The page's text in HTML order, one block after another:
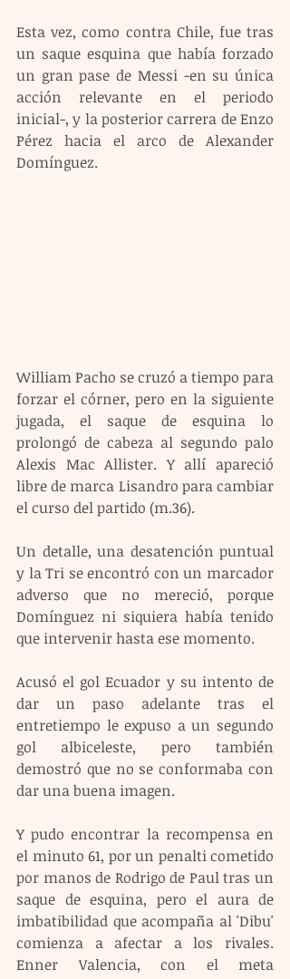
Esta vez, como contra Chile, fue tras
un saque esquina que había forzado
un gran pase de Messi -en su única
acción relevante en el periodo
inicial-, y la posterior carrera de Enzo
Pérez hacia el arco de Alexander
Domínguez.
William Pacho se cruzó a tiempo para
forzar el córner, pero en la siguiente
jugada, el saque de esquina lo
prolongó de cabeza al segundo palo
Alexis Mac Allister. Y allí apareció
libre de marca Lisandro para cambiar
el curso del partido (m.36).
Un detalle, una desatención puntual
y la Tri se encontró con un marcador
adverso que no mereció, porque
Domínguez ni siquiera había tenido
que intervenir hasta ese momento.
Acusó el gol Ecuador y su intento de
dar un paso adelante tras el
entretiempo le expuso a un segundo
gol albiceleste, pero también
demostró que no se conformaba con
dar una buena imagen.
Y pudo encontrar la recompensa en
el minuto 61, por un penalti cometido
por manos de Rodrigo de Paul tras un
saque de esquina, pero el aura de
imbatibilidad que acompaña al 'Dibu'
comienza a afectar a los rivales.
Enner Valencia, con el meta